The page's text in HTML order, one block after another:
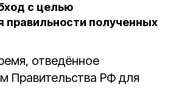
с целью
правильности полученных
отведённое
Правительства РФ для